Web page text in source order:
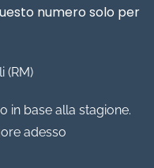
numero solo per
(RM)
in base alla stagione.
adesso